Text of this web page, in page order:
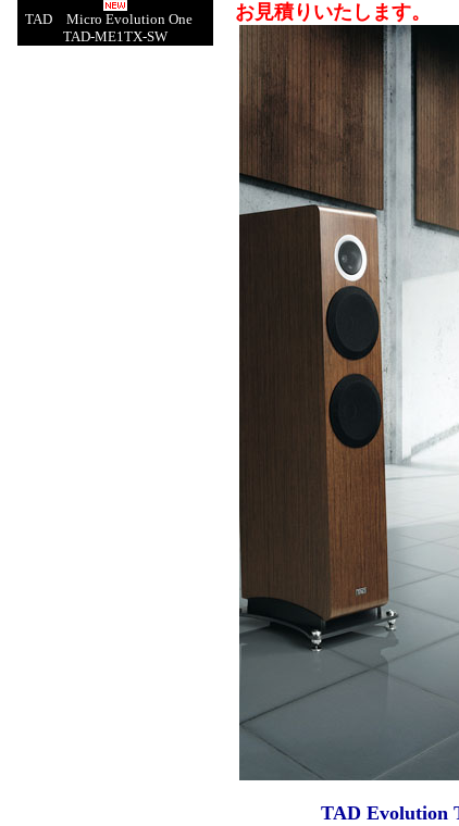
TAD Micro Evolution One
TAD-ME1TX-SW
お見積りいたします。
TAD